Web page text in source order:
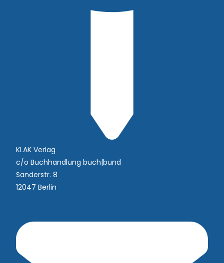
KLAK Verlag
c/o Buchhandlung buch|bund
Sanderstr. 8
12047 Berlin